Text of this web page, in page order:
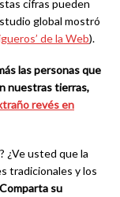
cifras pueden
global mostró
de la Web).
las personas que
nuestras tierras,
revés en
¿Ve usted que la
tradicionales y los
Comparta su